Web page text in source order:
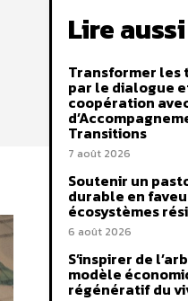
Lire aussi
Transformer
par le dialogue
coopération
Transitions
7 août 2026
Soutenir un
durable en
écosystèmes
6 août 2026
S’inspirer de
modèle
régénératif du